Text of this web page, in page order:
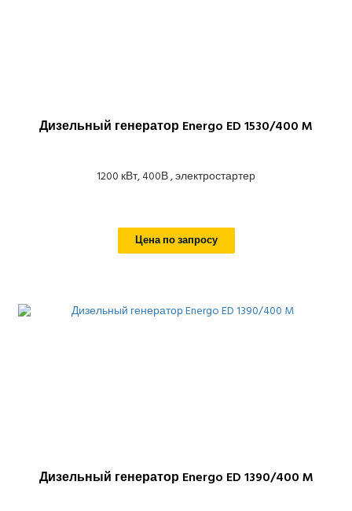
Дизельный генератор Energo ED 1530/400 M
1200 кВт, 400В , электростартер
Цена по запросу
Дизельный генератор Energo ED 1390/400 M